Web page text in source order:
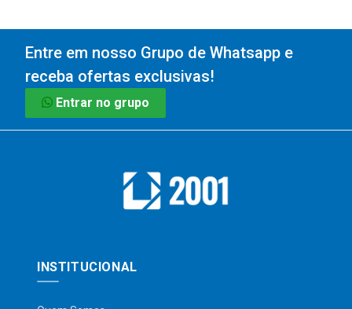
Entre em nosso Grupo de Whatsapp e
receba ofertas exclusivas!
Entrar no grupo
INSTITUCIONAL